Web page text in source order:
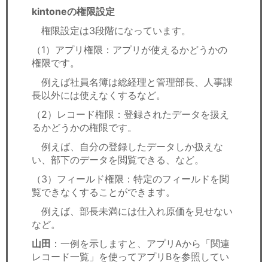
kintoneの権限設定
権限設定は3段階になっています。
（1）アプリ権限：アプリが使えるかどうかの
権限です。
例えば社員名簿は総経理と管理部長、人事課
長以外には使えなくするなど。
（2）レコード権限：登録されたデータを扱え
るかどうかの権限です。
例えば、自分の登録したデータしか扱えな
い、部下のデータを閲覧できる、など。
（3）フィールド権限：特定のフィールドを閲
覧できなくすることができます。
例えば、部長未満には仕入れ原価を見せない
など。
山田 ：一例を示しますと、アプリAから「関連
レコード一覧」を使ってアプリBを参照してい